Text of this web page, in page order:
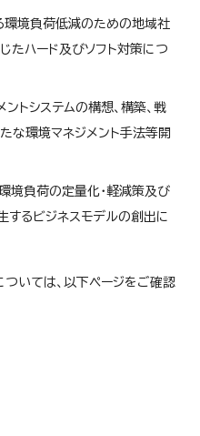
環境負荷低減のための地域社
たハード及びソフト対策につ
トシステムの構想、構築、戦
な環境マネジメント手法等開
境負荷の定量化・軽減策及び
するビジネスモデルの創出に
いては、以下ページをご確認